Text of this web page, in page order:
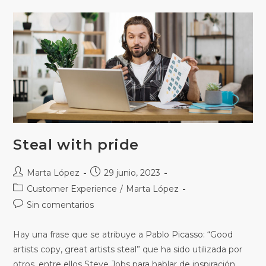
Steal with pride
Marta López
29 junio, 2023
Customer Experience / Marta López
Sin comentarios
Hay una frase que se atribuye a Pablo Picasso: “Good
artists copy, great artists steal” que ha sido utilizada por